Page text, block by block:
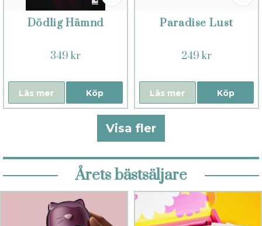
Dödlig Hämnd
349 kr
Köp
Läs mer
Paradise Lust
249 kr
Köp
Läs mer
Visa fler
Årets bästsäljare